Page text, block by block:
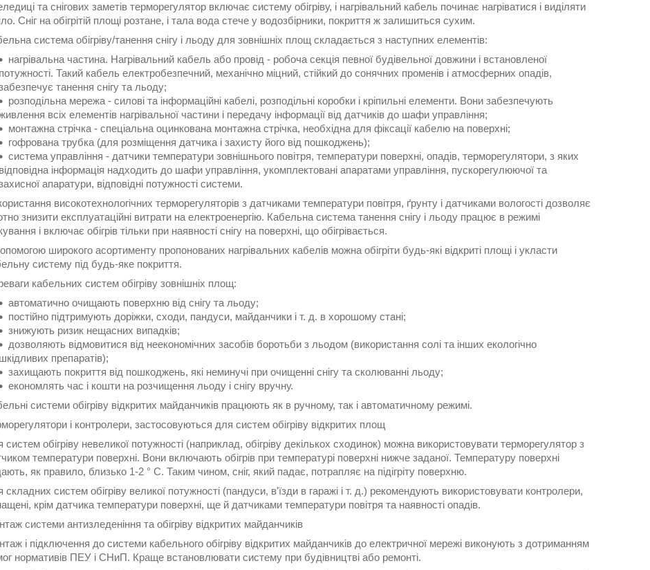
та снігових заметів терморегулятор включає систему обігріву, і нагрівальний кабель починає нагріватися і виділяти
Сніг на обігрітій площі розтане, і тала вода стече у водозбірники, покриття ж залишиться сухим.
система обігріву/танення снігу і льоду для зовнішніх площ складається з наступних елементів:
нагрівальна частина. Нагрівальний кабель або провід - робоча секція певної будівельної довжини і встановленої
потужності. Такий кабель електробезпечний, механічно міцний, стійкий до сонячних променів і атмосферних опадів,
танення снігу та льоду;
розподільна мережа - силові та інформаційні кабелі, розподільні коробки і кріпильні елементи. Вони забезпечують
всіх елементів нагрівальної частини і передачу інформації від датчиків до шафи управління;
монтажна стрічка - спеціальна оцинкована монтажна стрічка, необхідна для фіксації кабелю на поверхні;
гофрована трубка (для розміщення датчика і захисту його від пошкоджень);
система управління - датчики температури зовнішнього повітря, температури поверхні, опадів, терморегулятори, з яких
відповідна інформація надходить до шафи управління, укомплектовані апаратами управління, пускорегулюючої та
апаратури, відповідні потужності системи.
високотехнологічних терморегуляторів з датчиками температури повітря, ґрунту і датчиками вологості дозволяє
знизити експлуатаційні витрати на електроенергію. Кабельна система танення снігу і льоду працює в режимі
і включає обігрів тільки при наявності снігу на поверхні, що обігрівається.
широкого асортименту пропонованих нагрівальних кабелів можна обігріти будь-які відкриті площі і укласти
систему під будь-яке покриття.
кабельних систем обігріву зовнішніх площ:
автоматично очищають поверхню від снігу та льоду;
постійно підтримують доріжки, сходи, пандуси, майданчики і т. д. в хорошому стані;
знижують ризик нещасних випадків;
дозволяють відмовитися від неекономічних засобів боротьби з льодом (використання солі та інших екологічно
шкідливих препаратів);
захищають покриття від пошкоджень, які неминучі при очищенні снігу та сколюванні льоду;
економлять час і кошти на розчищення льоду і снігу вручну.
системи обігріву відкритих майданчиків працюють як в ручному, так і автоматичному режимі.
і контролери, застосовуються для систем обігріву відкритих площ
систем обігріву невеликої потужності (наприклад, обігріву декількох сходинок) можна використовувати терморегулятор з
температури поверхні. Вони включають обігрів при температурі поверхні нижче заданої. Температуру поверхні
як правило, близько 1-2 ° С. Таким чином, сніг, який падає, потрапляє на підігріту поверхню.
складних систем обігріву великої потужності (пандуси, в'їзди в гаражі і т. д.) рекомендують використовувати контролери,
крім датчика температури поверхні, ще й датчиками температури повітря та наявності опадів.
системи антизледеніння та обігріву відкритих майданчиків
і підключення до системи кабельного обігріву відкритих майданчиків до електричної мережі виконують з дотриманням
нормативів ПЕУ і СНиП. Краще встановлювати систему при будівництві або ремонті.